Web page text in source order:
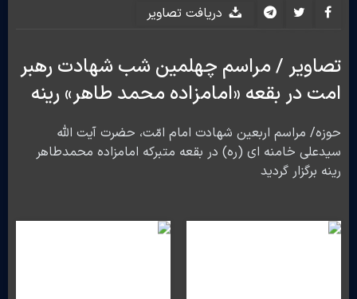
دریافت تصاویر
تصاویر / مراسم چهلمین شب شهادت رهبر
امت در بقعه «امامزاده محمد طاهر» رینه
حوزه/ مراسم اربعین شهادت امام امّت، حضرت آیت الله
سیدعلی خامنه ای (ره) در بقعه متبرکه امامزاده محمدطاهر
رینه برگزار گردید